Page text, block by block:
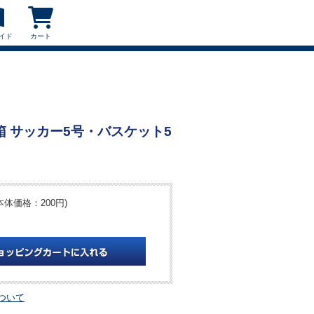
ド カート
サッカー5号・バスケット5
体価格：200円)
いて